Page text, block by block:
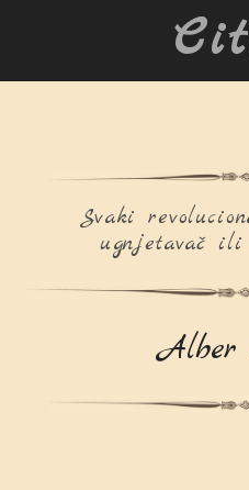
Svaki
ugnjetavač